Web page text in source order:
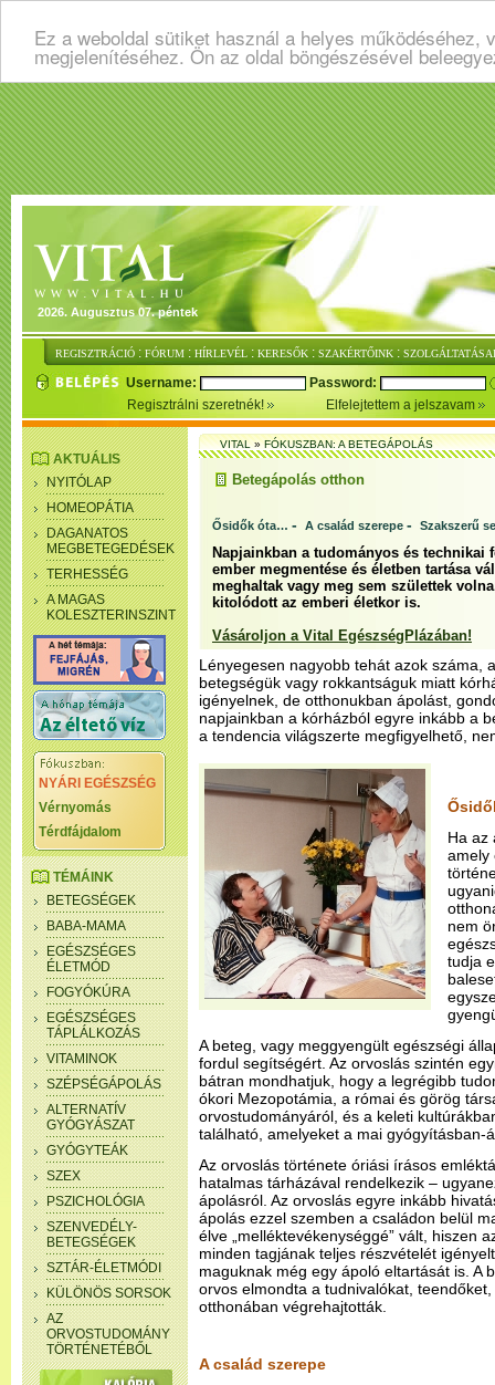
Ez a weboldal sütiket használ a helyes
megjelenítéséhez. Ön az oldal böngészésével
2026. Augusztus 07. péntek
REGISZTRÁCIÓ : FÓRUM : HÍRLEVÉL : KERESŐK : SZAKÉRTŐINK :
Username:
Password:
Regisztrálni szeretnék!
Elfelejtettem a jelszavam
AKTUÁLIS
NYITÓLAP
HOMEOPÁTIA
DAGANATOS
MEGBETEGEDÉSEK
TERHESSÉG
A MAGAS
KOLESZTERINSZINT
NYÁRI EGÉSZSÉG
Vérnyomás
Térdfájdalom
TÉMÁINK
BETEGSÉGEK
BABA-MAMA
EGÉSZSÉGES
ÉLETMÓD
FOGYÓKÚRA
EGÉSZSÉGES
TÁPLÁLKOZÁS
VITAMINOK
SZÉPSÉGÁPOLÁS
ALTERNATÍV
GYÓGYÁSZAT
GYÓGYTEÁK
SZEX
PSZICHOLÓGIA
SZENVEDÉLY-
BETEGSÉGEK
SZTÁR-ÉLETMÓDI
KÜLÖNÖS SORSOK
AZ
ORVOSTUDOMÁNY
TÖRTÉNETÉBŐL
VITAL»FÓKUSZBAN: A BETEGÁPOLÁS
Betegápolás otthon
Ősidők óta… - A család szerepe - Szakszerű
Napjainkban a tudományos és technikai
ember megmentése és életben tartása
meghaltak vagy meg sem születtek
kitolódott az emberi életkor is.
Vásároljon a Vital EgészségPlázában!
Lényegesen nagyobb tehát azok száma,
betegségük vagy rokkantságuk miatt
igényelnek, de otthonukban ápolást,
napjainkban a kórházból egyre inkább a
a tendencia világszerte megfigyelhető,
Ha az
amely
nem
tudja
A beteg, vagy meggyengült egészségi
fordul segítségért. Az orvoslás szintén
bátran mondhatjuk, hogy a legrégibb
ókori Mezopotámia, a római és görög
orvostudományáról, és a keleti
található, amelyeket a mai gyógyításban-
Az orvoslás története óriási írásos
hatalmas tárházával rendelkezik –
ápolásról. Az orvoslás egyre inkább
ápolás ezzel szemben a családon belül
élve „melléktevékenységgé” vált, hiszen
minden tagjának teljes részvételét
maguknak még egy ápoló eltartását is. A
orvos elmondta a tudnivalókat,
otthonában végrehajtották.
A család szerepe